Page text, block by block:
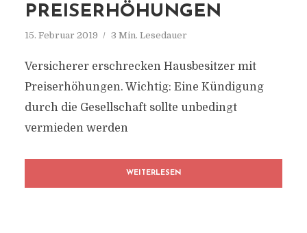
PREISERHÖHUNGEN
15. Februar 2019 3 Min. Lesedauer
Versicherer erschrecken Hausbesitzer mit
Preiserhöhungen. Wichtig: Eine Kündigung
durch die Gesellschaft sollte unbedingt
vermieden werden
WEITERLESEN